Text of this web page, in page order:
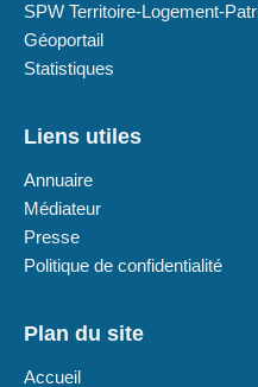
SPW Territoire-Logement-
Géoportail
Statistiques
Liens utiles
Annuaire
Médiateur
Presse
Politique de confidentialité
Plan du site
Accueil